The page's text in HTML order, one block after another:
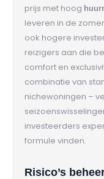
prijs met hoog
leveren in de
ook hogere
reizigers aan die
comfort en
combinatie van
nichewoningen –
investeerders
formule vinden.
Risico’s